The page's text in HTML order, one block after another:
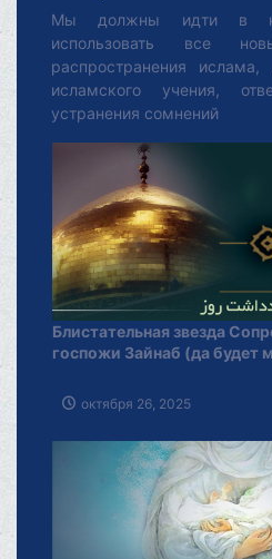
Мы должны идти в
использовать все
распространения
исламского учения,
устранения сомнений
Блистательная звезда
госпожи Зайнаб (да будет
октября 26, 2025